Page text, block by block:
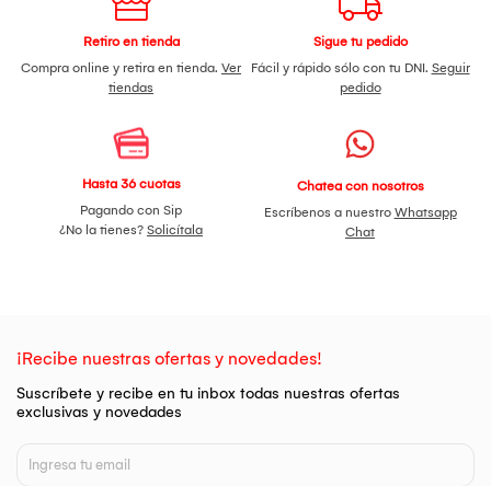
Retiro en tienda
Compra online y retira en tienda. Ver
tiendas
Sigue tu pedido
Fácil y rápido sólo con tu DNI. Seguir
pedido
Hasta 36 cuotas
Pagando con Sip
¿No la tienes? Solicítala
Chatea con nosotros
Escríbenos a nuestro Whatsapp
Chat
¡Recibe nuestras ofertas y novedades!
Suscríbete y recibe en tu inbox todas nuestras ofertas
exclusivas y novedades